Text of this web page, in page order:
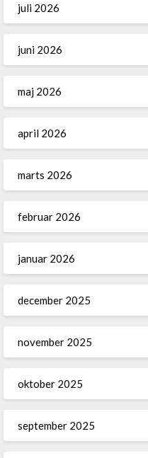
juli 2026
juni 2026
maj 2026
april 2026
marts 2026
februar 2026
januar 2026
december 2025
november 2025
oktober 2025
september 2025